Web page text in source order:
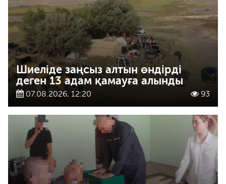
Шиеліде заңсыз алтын өндірді
деген 13 адам қамауға алынды
07.08.2026, 12:20 93